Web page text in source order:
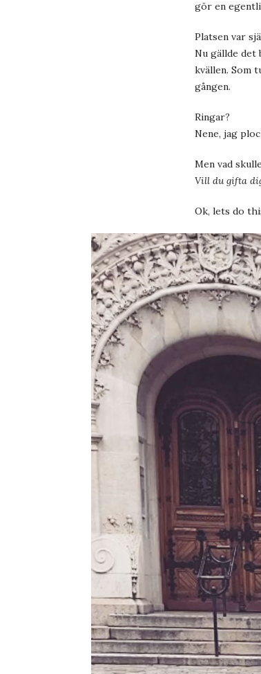
gör en
Platsen var
Nu gällde det
kvällen. Som
gången.
Ringar?
Nene, jag
Men vad
Vill du gifta
Ok, lets do